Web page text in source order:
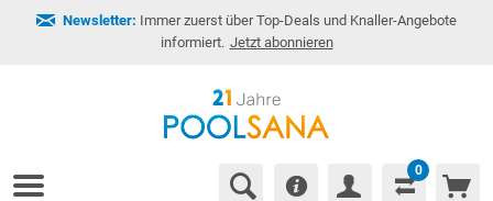
Newsletter: Immer zuerst über Top-Deals und Knaller-Angebote
informiert. Jetzt abonnieren
0